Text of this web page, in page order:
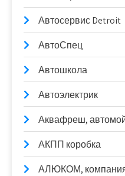
Автосервис Detroit
АвтоСпец
Автошкола
Автоэлектрик
Аквафреш,
АКПП коробка
АЛЮКОМ, компания